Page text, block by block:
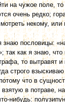
на чужое поле,
очень редко;
некому, или
знаю пословицы:
так как я знаю,
то вытравят
строго
что в
в потраве,
нибудь: